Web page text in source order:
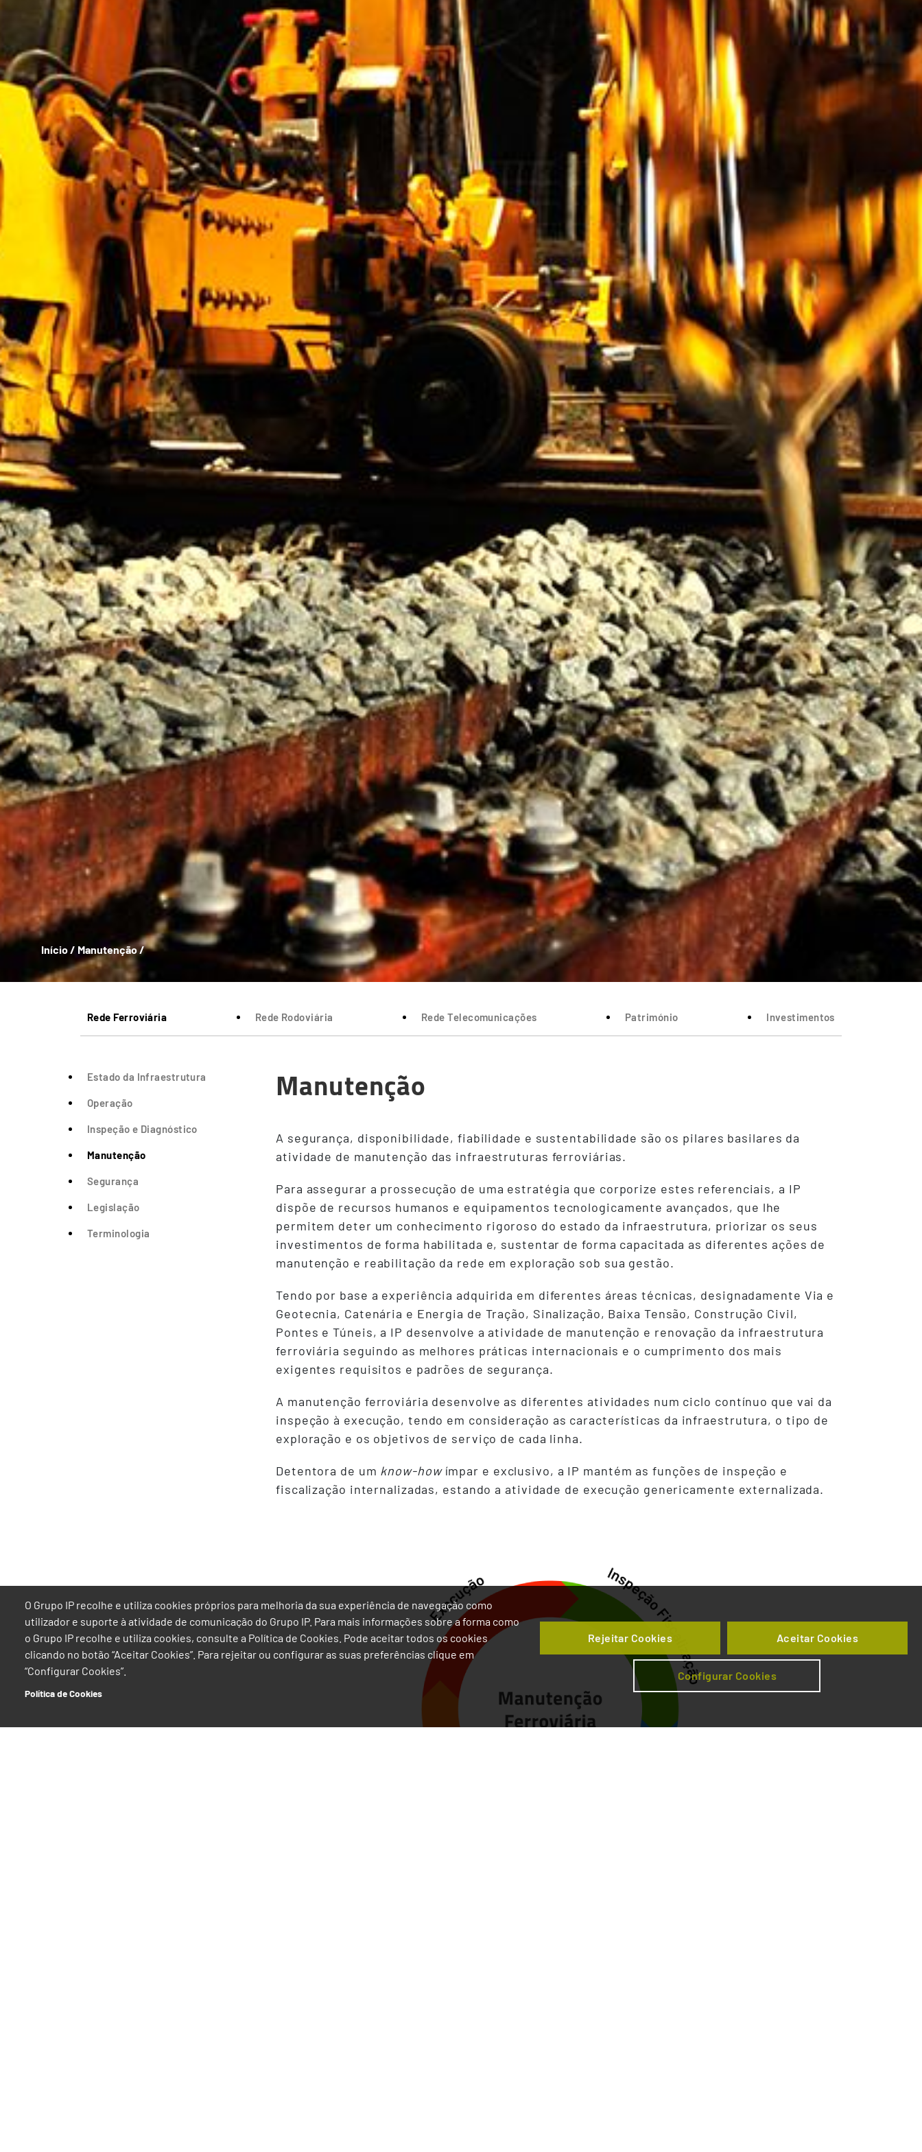
Breadcrumb
Início/ Manutenção/
Rede Ferroviária Rede Rodoviária Rede Telecomunicações Património Investimentos
Estado da Infraestrutura
Operação
Inspeção e Diagnóstico
Manutenção
Segurança
Legislação
Terminologia
Manutenção
A segurança, disponibilidade, fiabilidade e sustentabilidade são os pilares basilares da
atividade de manutenção das infraestruturas ferroviárias.
Para assegurar a prossecução de uma estratégia que corporize estes referenciais, a IP
dispõe de recursos humanos e equipamentos tecnologicamente avançados, que lhe
permitem deter um conhecimento rigoroso do estado da infraestrutura, priorizar os seus
investimentos de forma habilitada e, sustentar de forma capacitada as diferentes ações de
manutenção e reabilitação da rede em exploração sob sua gestão.
Tendo por base a experiência adquirida em diferentes áreas técnicas, designadamente Via e
Geotecnia, Catenária e Energia de Tração, Sinalização, Baixa Tensão, Construção Civil,
Pontes e Túneis, a IP desenvolve a atividade de manutenção e renovação da infraestrutura
ferroviária seguindo as melhores práticas internacionais e o cumprimento dos mais
exigentes requisitos e padrões de segurança.
A manutenção ferroviária desenvolve as diferentes atividades num ciclo contínuo que vai da
inspeção à execução, tendo em consideração as características da infraestrutura, o tipo de
exploração e os objetivos de serviço de cada linha.
Detentora de um know-howímpar e exclusivo, a IP mantém as funções de inspeção e
fiscalização internalizadas, estando a atividade de execução genericamente externalizada.
O Grupo IP recolhe e utiliza cookies próprios para melhoria da sua experiência de navegação como
utilizador e suporte à atividade de comunicação do Grupo IP. Para mais informações sobre a forma como
o Grupo IP recolhe e utiliza cookies, consulte a Política de Cookies. Pode aceitar todos os cookies
clicando no botão “Aceitar Cookies”. Para rejeitar ou configurar as suas preferências clique em
“Configurar Cookies”.
Política de Cookies
Configurar Cookies
Rejeitar Cookies Aceitar Cookies